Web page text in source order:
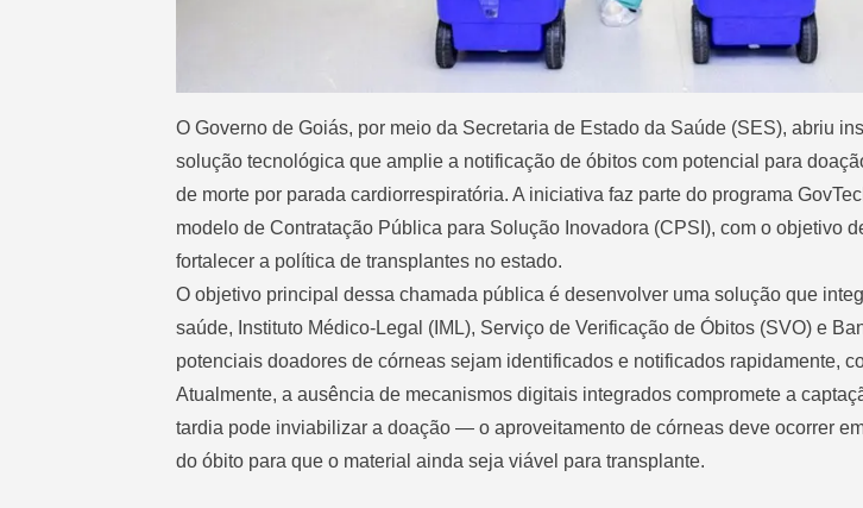
O Governo de Goiás, por meio da Secretaria de Estado da Saúde (SES), abriu
solução tecnológica que amplie a notificação de óbitos com potencial para
de morte por parada cardiorrespiratória. A iniciativa faz parte do programa
modelo de Contratação Pública para Solução Inovadora (CPSI), com o objetivo
fortalecer a política de transplantes no estado.
O objetivo principal dessa chamada pública é desenvolver uma solução que
saúde, Instituto Médico-Legal (IML), Serviço de Verificação de Óbitos (SVO) e
potenciais doadores de córneas sejam identificados e notificados rapidamente,
Atualmente, a ausência de mecanismos digitais integrados compromete a
tardia pode inviabilizar a doação — o aproveitamento de córneas deve ocorrer
do óbito para que o material ainda seja viável para transplante.